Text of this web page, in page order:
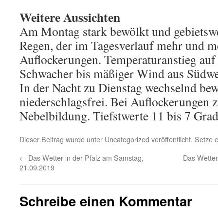
Weitere Aussichten
Am Montag stark bewölkt und
Regen, der im Tagesverlauf mehr und
Auflockerungen. Temperaturanstieg
Schwacher bis mäßiger Wind aus
In der Nacht zu Dienstag wechselnd
niederschlagsfrei. Bei Auflockerungen
Nebelbildung. Tiefstwerte 11 bis 7
Dieser Beitrag wurde unter Uncategorized veröffentlicht. Setze
← Das Wetter in der Pfalz am Samstag,
21.09.2019
Das
Schreibe einen Kommentar